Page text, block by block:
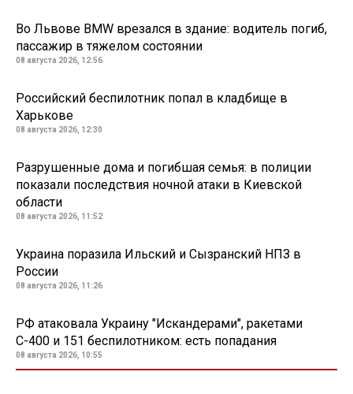
Во Львове BMW врезался в здание: водитель погиб,
пассажир в тяжелом состоянии
08 августа 2026, 12:56
Российский беспилотник попал в кладбище в
Харькове
08 августа 2026, 12:30
Разрушенные дома и погибшая семья: в полиции
показали последствия ночной атаки в Киевской
области
08 августа 2026, 11:52
Украина поразила Ильский и Сызранский НПЗ в
России
08 августа 2026, 11:26
РФ атаковала Украину "Искандерами", ракетами
С-400 и 151 беспилотником: есть попадания
08 августа 2026, 10:55